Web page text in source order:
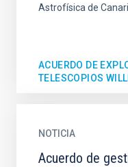
Astrofísica de
ACUERDO DE
TELESCOPIOS
NOTICIA
Acuerdo de